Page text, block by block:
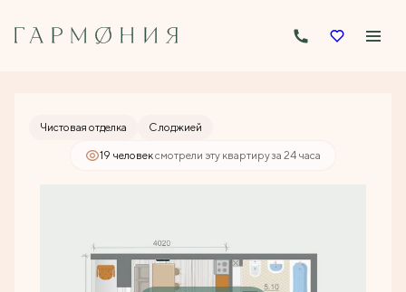
Студия29.6 м 2
Чистовая отделка С лоджией
19 человексмотрели эту квартиру за 24 часа